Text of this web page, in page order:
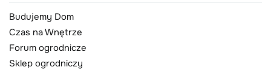
Budujemy Dom
Czas na Wnętrze
Forum ogrodnicze
Sklep ogrodniczy